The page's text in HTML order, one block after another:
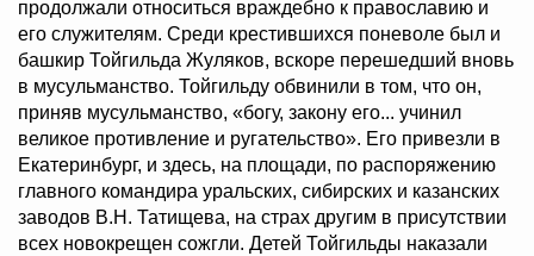
продолжали относиться враждебно к православию и
его служителям. Среди крестившихся поневоле был и
башкир Тойгильда Жуляков, вскоре перешедший вновь
в мусульманство. Тойгильду обвинили в том, что он,
приняв мусульманство, «богу, закону его... учинил
великое противление и ругательство». Его привезли в
Екатеринбург, и здесь, на площади, по распоряжению
главного командира уральских, сибирских и казанских
заводов В.Н. Татищева, на страх другим в присутствии
всех новокрещен сожгли. Детей Тойгильды наказали